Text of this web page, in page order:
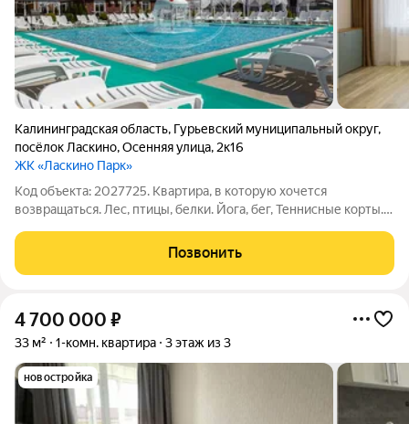
Калининградская область, Гурьевский муниципальный округ,
посёлок Ласкино,Осенняя улица, 2к16
ЖК «Ласкино Парк»
Код объекта: 2027725. Квартира, в которую хочется
возвращаться. Лес, птицы, белки. Йога, бег, Теннисные корты.
минутах от центра города. Светлая, уютная квартира, с
Позвонить
4 700 000 ₽
33 м² 1-комн. квартира 3 этаж из 3
новостройка